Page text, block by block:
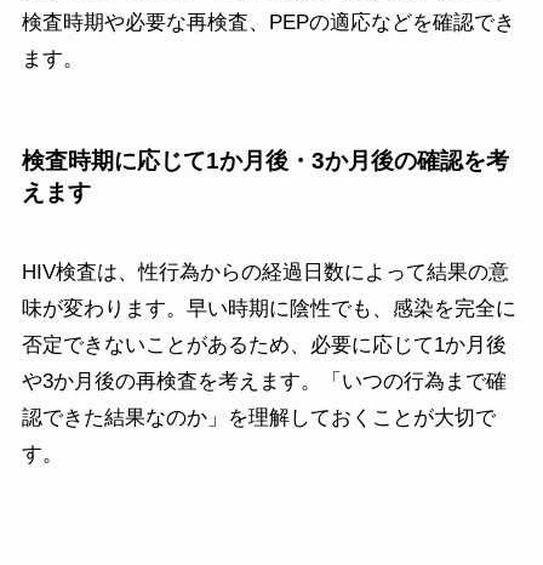
検査時期や必要な再検査、PEPの適応などを確認でき
ます。
検査時期に応じて1か月後・3か月後の確認を考
えます
HIV検査は、性行為からの経過日数によって結果の意
味が変わります。早い時期に陰性でも、感染を完全に
否定できないことがあるため、必要に応じて1か月後
や3か月後の再検査を考えます。「いつの行為まで確
認できた結果なのか」を理解しておくことが大切で
す。